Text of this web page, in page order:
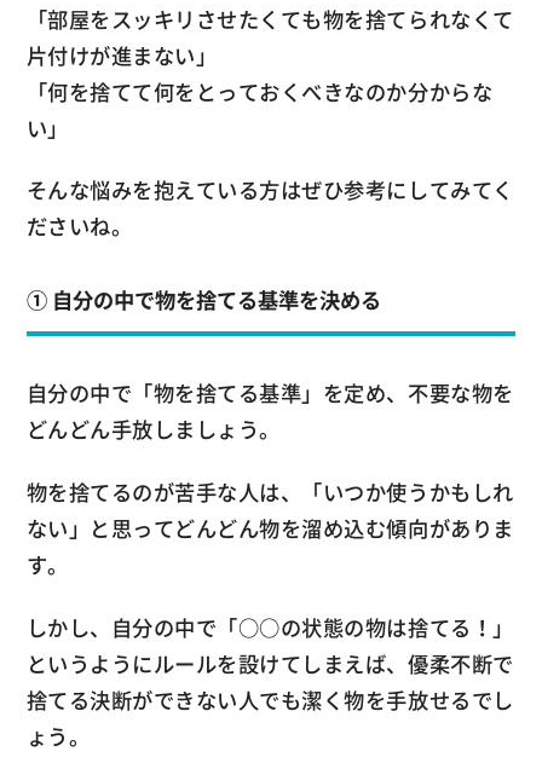
「部屋をスッキリさせたくても物を捨てられなくて
片付けが進まない」
「何を捨てて何をとっておくべきなのか分からな
い」
そんな悩みを抱えている方はぜひ参考にしてみてく
ださいね。
① 自分の中で物を捨てる基準を決める
自分の中で「物を捨てる基準」を定め、不要な物を
どんどん手放しましょう。
物を捨てるのが苦手な人は、「いつか使うかもしれ
ない」と思ってどんどん物を溜め込む傾向がありま
す。
しかし、自分の中で「○○の状態の物は捨てる！」
というようにルールを設けてしまえば、優柔不断で
捨てる決断ができない人でも潔く物を手放せるでし
ょう。